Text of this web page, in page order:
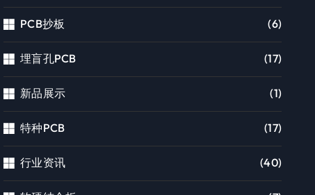
PCB抄板 (6)
埋盲孔PCB (17)
新品展示 (1)
特种PCB (17)
行业资讯 (40)